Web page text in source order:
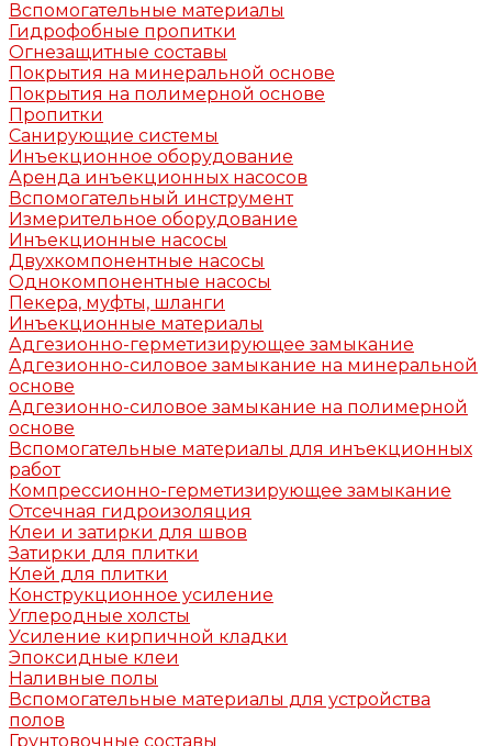
Вспомогательные материалы
Гидрофобные пропитки
Огнезащитные составы
Покрытия на минеральной основе
Покрытия на полимерной основе
Пропитки
Санирующие системы
Инъекционное оборудование
Аренда инъекционных насосов
Вспомогательный инструмент
Измерительное оборудование
Инъекционные насосы
Двухкомпонентные насосы
Однокомпонентные насосы
Пекера, муфты, шланги
Инъекционные материалы
Адгезионно-герметизирующее замыкание
Адгезионно-силовое замыкание на минеральной
основе
Адгезионно-силовое замыкание на полимерной
основе
Вспомогательные материалы для инъекционных
работ
Компрессионно-герметизирующее замыкание
Отсечная гидроизоляция
Клеи и затирки для швов
Затирки для плитки
Клей для плитки
Конструкционное усиление
Углеродные холсты
Усиление кирпичной кладки
Эпоксидные клеи
Наливные полы
Вспомогательные материалы для устройства
полов
Грунтовочные составы